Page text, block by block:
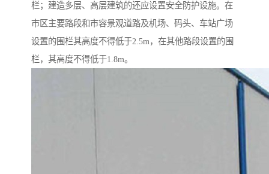
栏；建造多层、高层建筑的还应设置安全防护设施。在
市区主要路段和市容景观道路及机场、码头、车站广场
设置的围栏其高度不得低于2.5m，在其他路段设置的围
栏，其高度不得低于1.8m。